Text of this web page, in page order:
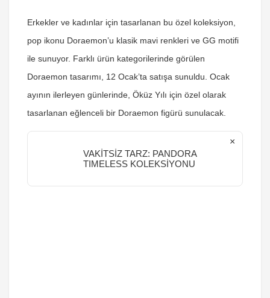
Erkekler ve kadınlar için tasarlanan bu özel koleksiyon,
pop ikonu Doraemon’u klasik mavi renkleri ve GG motifi
ile sunuyor. Farklı ürün kategorilerinde görülen
Doraemon tasarımı, 12 Ocak’ta satışa sunuldu. Ocak
ayının ilerleyen günlerinde, Öküz Yılı için özel olarak
tasarlanan eğlenceli bir Doraemon figürü sunulacak.
VAKİTSİZ TARZ: PANDORA
TIMELESS KOLEKSİYONU
×